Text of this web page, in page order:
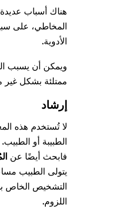
هناك أسباب
المخاطي، على
الأدوية.
ويمكن أن يسبب
ممتلئة بشكل غير
إرشاد
لا تُستخدم هذه
فابحث أيضًا عن
يتولى الطبيب
اللزوم.